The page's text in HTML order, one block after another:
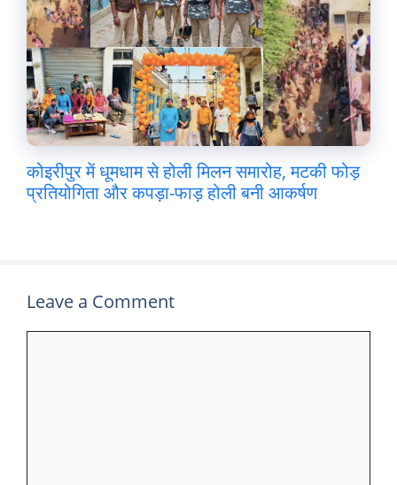
कोइरीपुर में धूमधाम से होली मिलन समारोह, मटकी फोड़
प्रतियोगिता और कपड़ा-फाड़ होली बनी आकर्षण
Leave a Comment